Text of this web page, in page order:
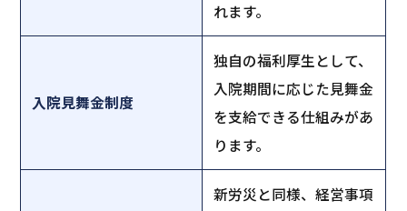
れます。
入院見舞金制度
独自の福利厚生として、
入院期間に応じた見舞金
を支給できる仕組みがあ
ります。
新労災と同様、経営事項